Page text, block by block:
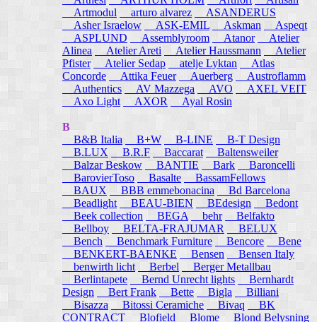
Artmodul
arturo alvarez
ASANDERUS
Asher Israelow
ASK-EMIL Askman
Aspeqt
ASPLUND
Assemblyroom Atanor
Atelier
Alinea
Atelier Areti Atelier Haussmann
Atelier
Pfister
Atelier Sedap atelje Lyktan
Atlas
Concorde
Attika Feuer Auerberg
Austroflamm
Authentics
AV Mazzega AVO
AXEL VEIT
Axo Light
AXOR Ayal Rosin
B
B&B Italia
B+W B-LINE
B-T Design
B.LUX
B.R.F Baccarat
Baltensweiler
Balzar Beskow
BANTIE Bark
Baroncelli
BarovierToso
Basalte
BassamFellows
BAUX
BBB emmebonacina
Bd Barcelona
Beadlight
BEAU-BIEN BEdesign
Bedont
Beek collection
BEGA behr
Belfakto
Bellboy
BELTA-FRAJUMAR
BELUX
Bench
Benchmark Furniture Bencore
Bene
BENKERT-BAENKE
Bensen
Bensen Italy
benwirth licht
Berbel
Berger Metallbau
Berlintapete
Bernd Unrecht lights
Bernhardt
Design
Bert Frank Bette Bigla
Billiani
Bisazza
Bitossi Ceramiche Bivaq
BK
CONTRACT
Blofield Blome Blond Belysning